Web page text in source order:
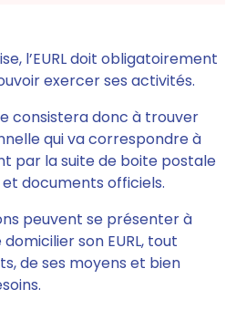
l’EURL doit obligatoirement
exercer ses activités.
consistera donc à trouver
qui va correspondre à
par la suite de boite postale
documents officiels.
peuvent se présenter à
son EURL, tout
de ses moyens et bien